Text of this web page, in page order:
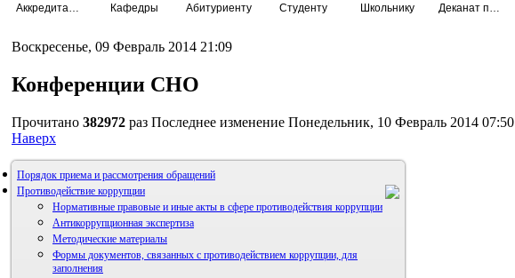
Кафедры Абитуриенту Студенту Школьнику
Воскресенье, 09 Февраль 2014 21:09
Конференции СНО
Прочитано 382972 раз Последнее изменение Понедельник, 10 Февраль 2014 07:50
Наверх
Порядок приема и рассмотрения обращений
Противодействие коррупции
Нормативные правовые и иные акты в сфере противодействия коррупции
Антикоррупционная экспертиза
Методические материалы
Формы документов, связанных с противодействием коррупции, для
заполнения